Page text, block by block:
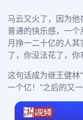
马云又火了，因为
普通的快乐感，一
月挣一二十亿的人其
了，你没法花了，你
这句话成为继王健林
一个亿！”之后的又一